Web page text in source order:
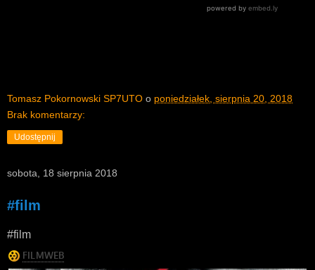
Tomasz Pokornowski SP7UTO o poniedziałek, sierpnia 20, 2018
Brak komentarzy:
Udostępnij
sobota, 18 sierpnia 2018
#film
#film